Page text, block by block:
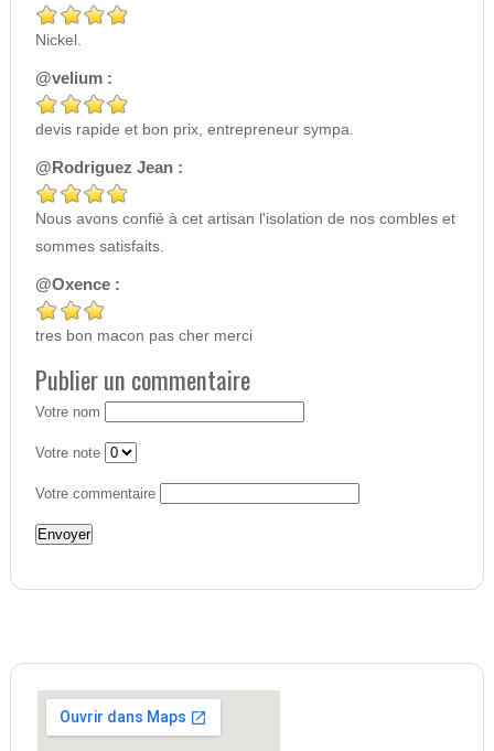
Nickel.
@velium :
devis rapide et bon prix, entrepreneur sympa.
@Rodriguez Jean :
Nous avons confié à cet artisan l'isolation de nos combles et
sommes satisfaits.
@Oxence :
tres bon macon pas cher merci
Publier un commentaire
Votre nom
Votre note
Votre commentaire